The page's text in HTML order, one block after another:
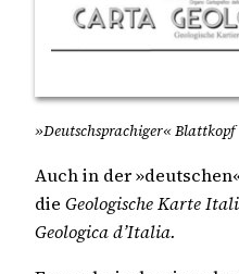
»Deutschsprachiger« Blattkopf
Auch in der
die Geologische Karte
Geologica d’Italia.